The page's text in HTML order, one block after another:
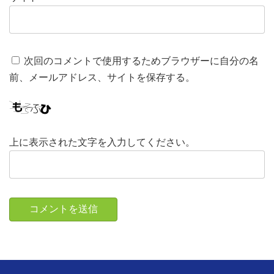
次回のコメントで使用するためブラウザーに自分の名
前、メールアドレス、サイトを保存する。
上に表示された文字を入力してください。